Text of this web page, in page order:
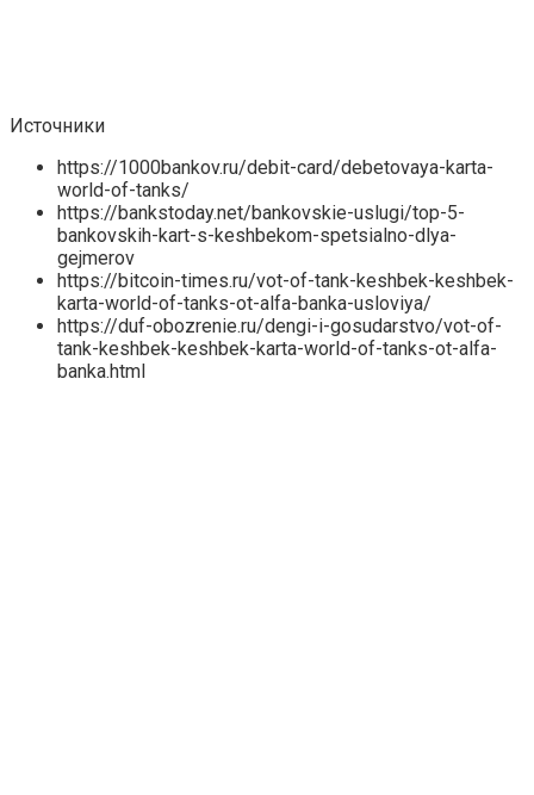
Источники
https://1000bankov.ru/debit-card/debetovaya-karta-
world-of-tanks/
https://bankstoday.net/bankovskie-uslugi/top-5-
bankovskih-kart-s-keshbekom-spetsialno-dlya-
gejmerov
https://bitcoin-times.ru/vot-of-tank-keshbek-keshbek-
karta-world-of-tanks-ot-alfa-banka-usloviya/
https://duf-obozrenie.ru/dengi-i-gosudarstvo/vot-of-
tank-keshbek-keshbek-karta-world-of-tanks-ot-alfa-
banka.html